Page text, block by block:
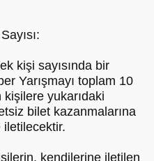
kişi sayısında bir
Yarışmayı toplam 10
yukarıdaki
bilet kazanmalarına
kendilerine iletilen